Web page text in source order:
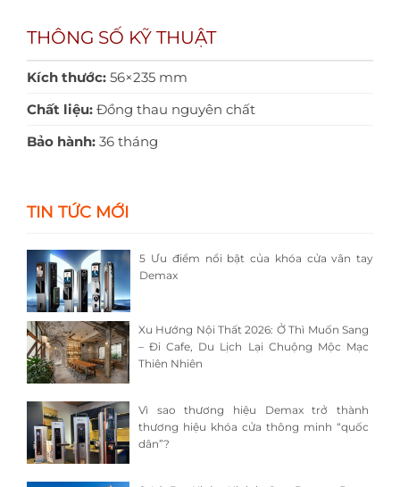
THÔNG SỐ KỸ THUẬT
Kích thước: 56×235 mm
Chất liệu: Đồng thau nguyên chất
Bảo hành: 36 tháng
TIN TỨC MỚI
5 Ưu điểm nổi bật của khóa cửa vân tay
Demax
Xu Hướng Nội Thất 2026: Ở Thì Muốn Sang
– Đi Cafe, Du Lịch Lại Chuộng Mộc Mạc
Thiên Nhiên
Vì sao thương hiệu Demax trở thành
thương hiệu khóa cửa thông minh “quốc
dân”?